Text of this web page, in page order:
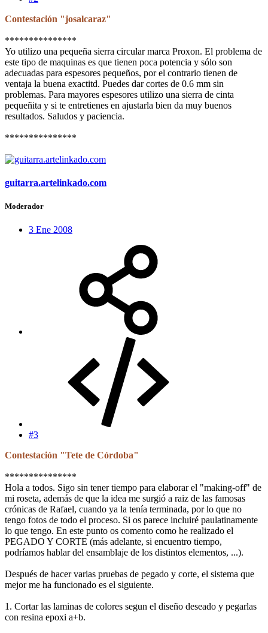
Contestación "josalcaraz"
***************
Yo utilizo una pequeña sierra circular marca Proxon. El problema de
este tipo de maquinas es que tienen poca potencia y sólo son
adecuadas para espesores pequeños, por el contrario tienen de
ventaja la buena exactitd. Puedes dar cortes de 0.6 mm sin
problemas. Para mayores espesores utilizo una sierra de cinta
pequeñita y si te entretienes en ajustarla bien da muy buenos
resultados. Saludos y paciencia.
***************
guitarra.artelinkado.com
Moderador
3 Ene 2008
#3
Contestación "Tete de Córdoba"
***************
Hola a todos. Sigo sin tener tiempo para elaborar el "making-off" de
mi roseta, además de que la idea me surgió a raiz de las famosas
crónicas de Rafael, cuando ya la tenía terminada, por lo que no
tengo fotos de todo el proceso. Si os parece incluiré paulatinamente
lo que tengo. En este punto os comento como he realizado el
PEGADO Y CORTE (más adelante, si encuentro tiempo,
podríamos hablar del ensamblaje de los distintos elementos, ...).
Después de hacer varias pruebas de pegado y corte, el sistema que
mejor me ha funcionado es el siguiente.
1. Cortar las laminas de colores segun el diseño deseado y pegarlas
con resina epoxi a+b.